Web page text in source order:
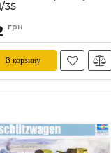
35
грн
В корзину